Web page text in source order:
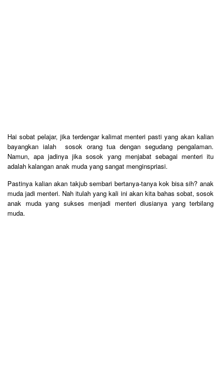
Hai sobat pelajar, jika terdengar kalimat menteri pasti yang akan kalian
bayangkan ialah sosok orang tua dengan segudang pengalaman.
Namun, apa jadinya jika sosok yang menjabat sebagai menteri itu
adalah kalangan anak muda yang sangat menginspriasi.
Pastinya kalian akan takjub sembari bertanya-tanya kok bisa sih? anak
muda jadi menteri. Nah itulah yang kali ini akan kita bahas sobat, sosok
anak muda yang sukses menjadi menteri diusianya yang terbilang
muda.